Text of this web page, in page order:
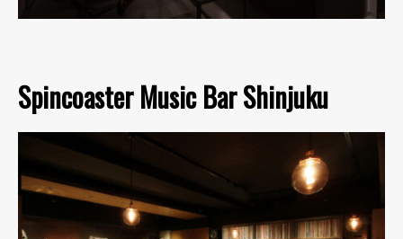
Spincoaster Music Bar Shinjuku